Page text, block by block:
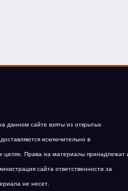
данном сайте взяты из открытых
исключительно в
целях. Права на материалы принадлежат
сайта ответственности за
не несет.